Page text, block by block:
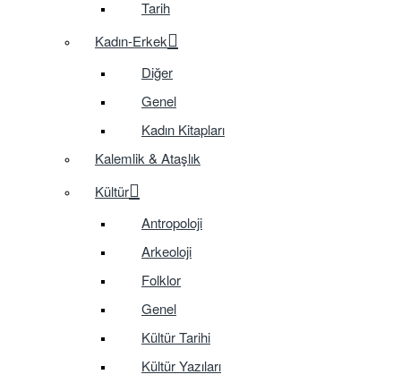
Tarih
Kadın-Erkek
Diğer
Genel
Kadın Kitapları
Kalemlik & Ataşlık
Kültür
Antropoloji
Arkeoloji
Folklor
Genel
Kültür Tarihi
Kültür Yazıları